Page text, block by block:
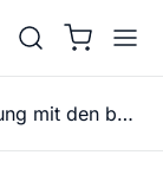
GIF erstellen: Anleitung mit den besten kostenlosen Tools (2026)